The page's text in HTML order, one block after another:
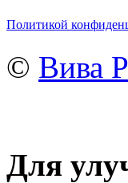
Политикой
© Вива
Для